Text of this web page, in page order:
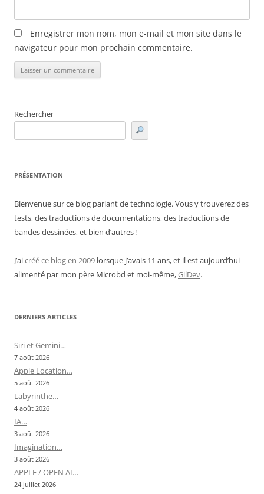
Enregistrer mon nom, mon e-mail et mon site dans le
navigateur pour mon prochain commentaire.
Rechercher
PRÉSENTATION
Bienvenue sur ce blog parlant de technologie. Vous y trouverez des
tests, des traductions de documentations, des traductions de
bandes dessinées, et bien d’autres !
J’aicréé ce blog en 2009 lorsque j’avais 11 ans, et il est aujourd’hui
alimenté par mon père Microbd et moi-même,GilDev.
DERNIERS ARTICLES
Siri et Gemini…
7 août 2026
Apple Location…
5 août 2026
Labyrinthe…
4 août 2026
IA…
3 août 2026
Imagination…
3 août 2026
APPLE / OPEN AI…
24 juillet 2026